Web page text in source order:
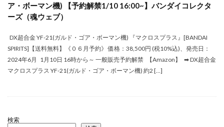
ア・ボーマン機) 【予約解禁1/10 16:00~】バンダイコレクタ
ーズ（魂ウェブ）
DX超合金 YF-21(ガルド・ゴア・ボーマン機) 『マクロスプラス』[BANDAI
SPIRITS]【送料無料】《０６月予約》 価格：38,500円 (税10%込)、発売日：
2024年6月 1月10日 16時から～ 一般販売予約解禁 【Amazon】 ➡ DX超合金
マクロスプラス YF-21(ガルド・ゴア・ボーマン機) 約2 […]
検索